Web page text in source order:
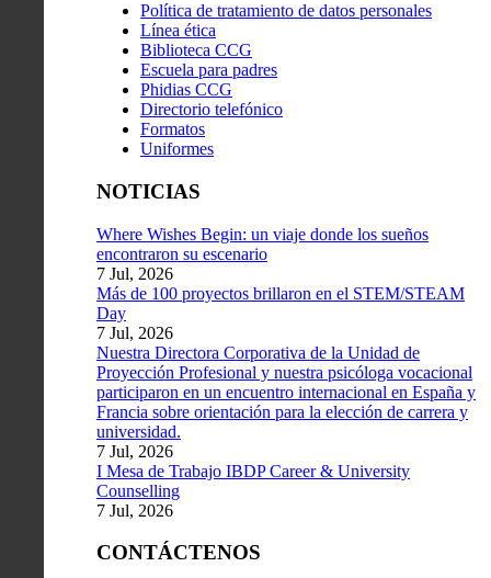
Política de tratamiento de datos personales
Línea ética
Biblioteca CCG
Escuela para padres
Phidias CCG
Directorio telefónico
Formatos
Uniformes
NOTICIAS
Where Wishes Begin: un viaje donde los sueños
encontraron su escenario
7 Jul, 2026
Más de 100 proyectos brillaron en el STEM/STEAM
Day
7 Jul, 2026
Nuestra Directora Corporativa de la Unidad de
Proyección Profesional y nuestra psicóloga vocacional
participaron en un encuentro internacional en España y
Francia sobre orientación para la elección de carrera y
universidad.
7 Jul, 2026
I Mesa de Trabajo IBDP Career & University
Counselling
7 Jul, 2026
CONTÁCTENOS